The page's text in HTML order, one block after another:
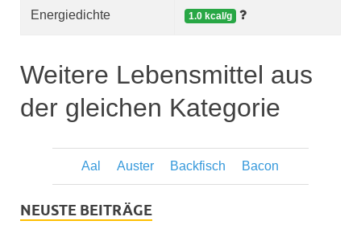
Energiedichte 1.0 kcal/g
Weitere Lebensmittel aus
der gleichen Kategorie
Aal Auster Backfisch Bacon
NEUSTE BEITRÄGE